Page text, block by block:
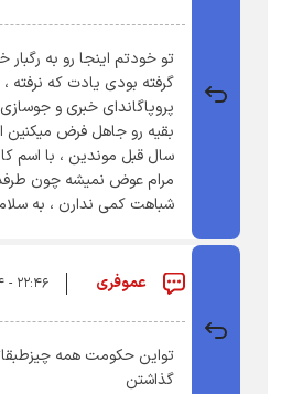
تو خودتم اینجا رو به رگبار
گرفته بودی یادت که نرفته
پروپاگاندای خبری و
بقیه رو جاهل فرض میکنین
سال قبل موندین ، با اسم
مرام عوض نمیشه چون
شباهت کمی ندارن ، به
عموفری ۲۲:۴۶ - ۱۴۰۵/۰۴/۱۴
تواین حکومت همه
گذاشتن